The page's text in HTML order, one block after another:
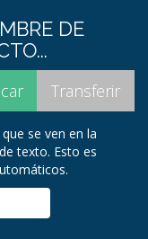
DE
se ven en la
texto. Esto es